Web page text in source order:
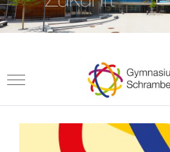
Mobile Menu Toggle